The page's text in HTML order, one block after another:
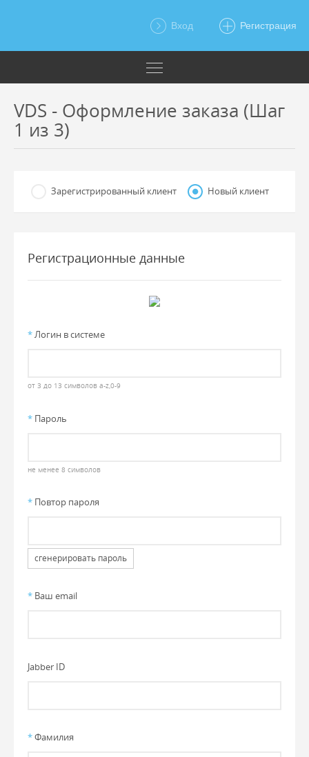
Вход Регистрация
VDS - Оформление заказа (Шаг
1 из 3)
Зарегистрированный клиент Новый клиент
Регистрационные данные
*Логин в системе
от 3 до 13 символов a-z,0-9
* Пароль
не менее 8 символов
* Повтор пароля
сгенерировать пароль
* Ваш email
Jabber ID
*Фамилия